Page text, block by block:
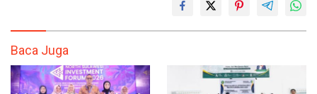
Baca Juga